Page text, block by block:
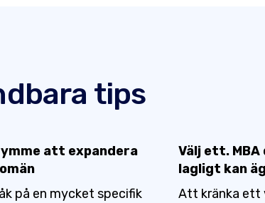
tips
att expandera
på en mycket specifik
Välj ett. MBA
lagligt kan
Att kränka ett